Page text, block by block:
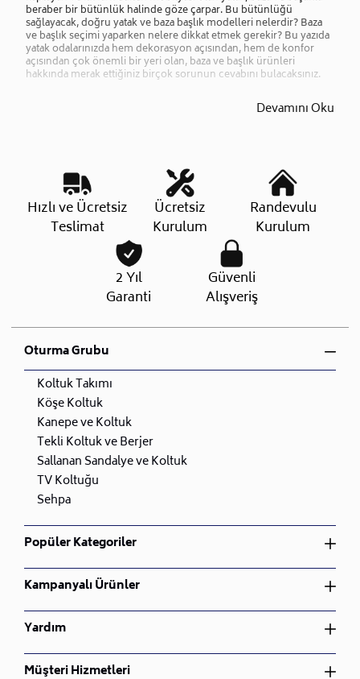
beraber bir bütünlük halinde göze çarpar. Bu bütünlüğü
sağlayacak, doğru yatak ve baza başlık modelleri nelerdir? Baza
ve başlık seçimi yaparken nelere dikkat etmek gerekir? Bu yazıda
yatak odalarınızda hem dekorasyon açısından, hem de konfor
açısından çok önemli bir yeri olan, baza ve başlık ürünleri
hakkında merak ettiğiniz birçok sorunun cevabını bulacaksınız.
Devamını Oku
Hızlı ve Ücretsiz
Teslimat
Ücretsiz
Kurulum
Randevulu
Kurulum
2 Yıl
Garanti
Güvenli
Alışveriş
Oturma Grubu
Koltuk Takımı
Köşe Koltuk
Kanepe ve Koltuk
Tekli Koltuk ve Berjer
Sallanan Sandalye ve Koltuk
TV Koltuğu
Sehpa
Popüler Kategoriler
Yatak Odası Takımı
Yemek Odası Takımı
Oturma Odası Takımı
Çocuk Odası Takımı
Bahçe Mobilyası
Nevresim Takımı
Kampanyalı Ürünler
Yatak Odası Takımı
Yemek Odası Takımı
Oturma Odası Takımı
Yardım
Üyelik Sözleşmesi
Müşteri Hizmetleri